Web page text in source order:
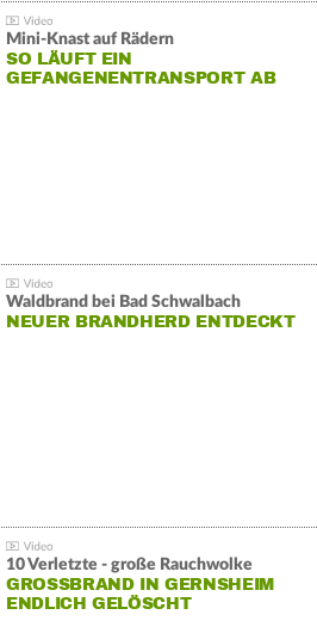
Mini-Knast auf Rädern
SO LÄUFT EIN
GEFANGENENTRANSPORT AB
Waldbrand bei Bad Schwalbach
NEUER BRANDHERD ENTDECKT
10 Verletzte - große Rauchwolke
GROSSBRAND IN GERNSHEIM E
NDLICH GELÖSCHT